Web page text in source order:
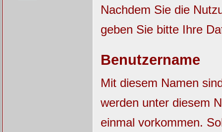
Nachdem Sie die
geben Sie bitte Ihre
Benutzername
Mit diesem Namen
werden unter diesem
einmal vorkommen.